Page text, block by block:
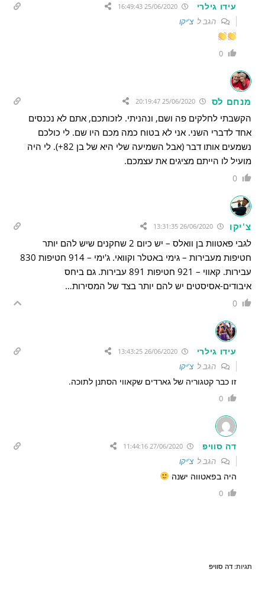
עידו גילרי 25/06/2020 16:49:43
הגב לצ'יקו
0
מנחם לס 25/06/2020 20:19:47
הקשבתי לחלקים פה ושם, ונהניתי. לזכותכם, אתם לא נכנסים
אחד לדברי השני. אני לא בטוח כמה מכם היו שם. לי כולכם
נשמעים אותו דבר (אבל השמיעה שלי היא של בן 82+). לי היה
מועיל לו הייתם מציגים את עצמכם.
0
צ'יקו
לגבי פאטוות בן וואלס – יש כיום 2 שחקנים שיש להם יותר
חטיפות מעבירות – גימי באטלר וקוואי. ג'ימי – 914 חטיפות 830
עבירות. קאווי – 921 חטיפות 891 עבירות. גם ביחס
איבודים-אסיסטים יש להם יותר בצד של המסירות…
0
עידו גילרי 26/06/2020 13:43:25
הגב לצ'יקו
זו כבר קטגוריה של גארדים שקאווי הסתנן לתוכה.
0
דה סוויפ 27/06/2020 11:44:16
הגב לצ'יקו
היה בפאטווה ישנה
0
תגיות:דה סוויפ